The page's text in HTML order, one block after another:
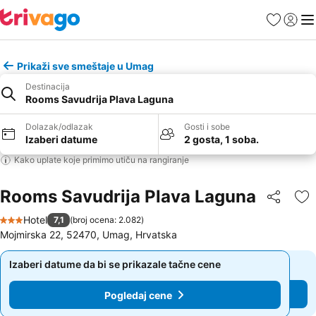
FavoritiPrijavi
Prikaži sve smeštaje u Umag
Destinacija
Rooms Savudrija Plava Laguna
Dolazak/odlazak
Izaberi datume
Gosti i sobe
2 gosta, 1 soba.
Kako uplate koje primimo utiču na rangiranje
Rooms Savudrija Plava Laguna Deli
3 Zvezdice
Hotel 7,1 (broj ocena: 2.082)
Mojmirska 22, 52470, Umag, Hrvatska
Izaberi datume da bi se prikazale tačne cene
Pogledaj cene
Izaberi datume da bi se prikazale tačne cene
Pogledaj cene